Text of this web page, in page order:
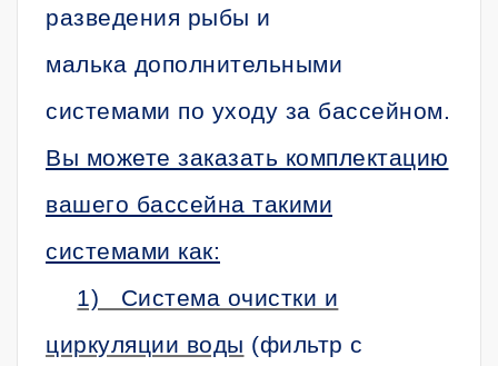
разведения рыбы и
малька дополнительными
системами по уходу за бассейном.
Вы можете заказать комплектацию
вашего бассейна такими
системами как:
1) Система очистки и
циркуляции воды (фильтр с